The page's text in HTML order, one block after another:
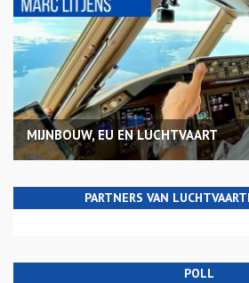
MIJNBOUW, EU EN LUCHTVAART
PARTNERS VAN
POLL